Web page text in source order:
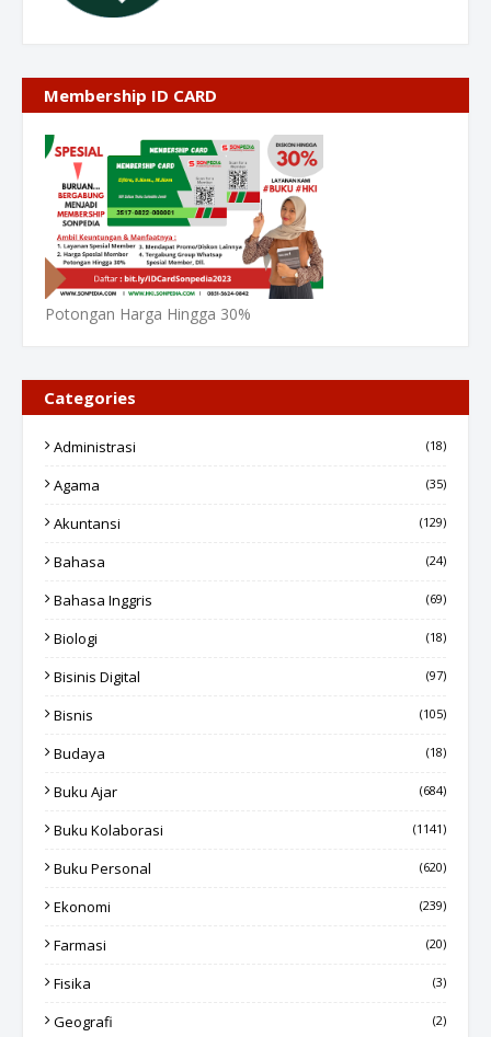
Membership ID CARD
Potongan Harga Hingga 30%
Categories
Administrasi (18)
Agama (35)
Akuntansi (129)
Bahasa (24)
Bahasa Inggris (69)
Biologi (18)
Bisinis Digital (97)
Bisnis (105)
Budaya (18)
Buku Ajar (684)
Buku Kolaborasi (1141)
Buku Personal (620)
Ekonomi (239)
Farmasi (20)
Fisika (3)
Geografi (2)